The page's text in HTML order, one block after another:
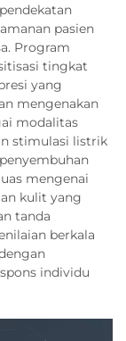
pasien
Program
tingkat
yang
mengenakan
modalitas
stimulasi listrik
mengenai
kulit yang
tanda
berkala
individu